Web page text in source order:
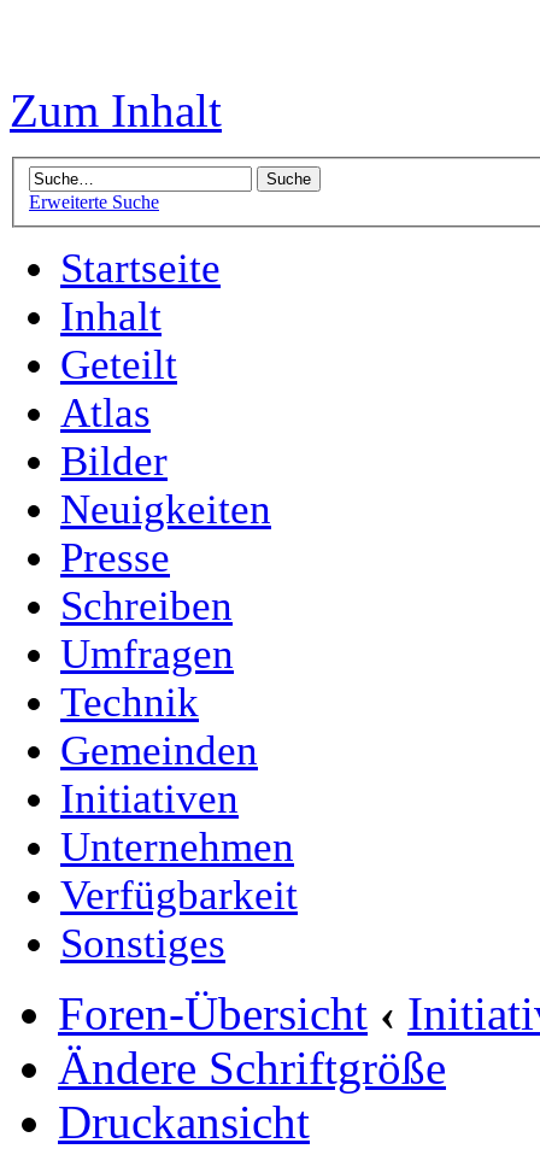
Zum Inhalt
Erweiterte Suche
Startseite
Inhalt
Geteilt
Atlas
Bilder
Neuigkeiten
Presse
Schreiben
Umfragen
Technik
Gemeinden
Initiativen
Unternehmen
Verfügbarkeit
Sonstiges
Foren-Übersicht ‹
Ändere Schriftgröße
Druckansicht